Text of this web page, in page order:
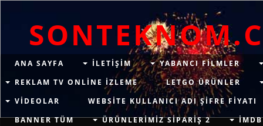
ANA SAYFA ILETIŞIM
YABANCI FILMLER
REKLAM TV ONLINE IZLEME
LETGO ÜRÜNLER
VIDEOLAR
WEBSITE KULLANICI ADI ŞIFRE FIYATI
BANNER TÜM
ÜRÜNLERIMIZ SIPARIŞ 2